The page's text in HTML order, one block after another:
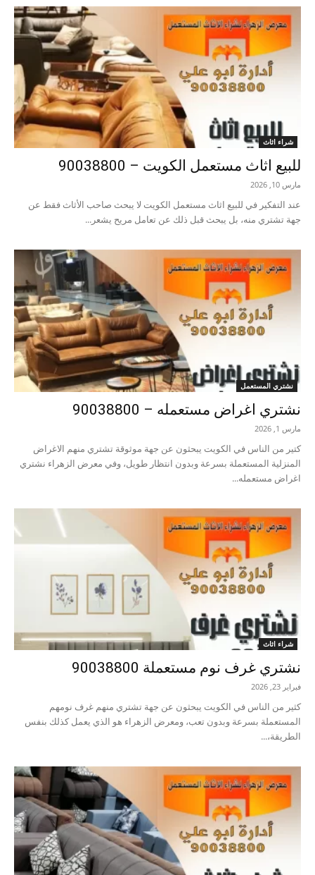
شراء اثاث
للبيع اثاث مستعمل الكويت – 90038800
مارس 10, 2026
عند التفكير في للبيع اثاث مستعمل الكويت لا يبحث صاحب الأثاث فقط عن
جهة تشتري منه، بل يبحث قبل ذلك عن تعامل مريح يشعر...
نشتري المستعمل
نشتري اغراض مستعمله – 90038800
مارس 1, 2026
كتير من الناس في الكويت يبحثون عن جهة موثوقة تشتري منهم الاغراض
المنزلية المستعملة بسرعة وبدون انتظار طويل، وفي معرض الزهراء نشتري
اغراض مستعمله...
شراء اثاث
نشتري غرف نوم مستعملة 90038800
فبراير 23, 2026
كثير من الناس في الكويت يبحثون عن جهة تشتري منهم غرف نومهم
المستعملة بسرعة وبدون تعب، ومعرض الزهراء هو الذي يعمل كذلك بنفس
الطريقة،...